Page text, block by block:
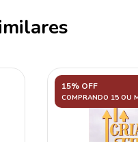
15% OFF
COMPRANDO 15 OU